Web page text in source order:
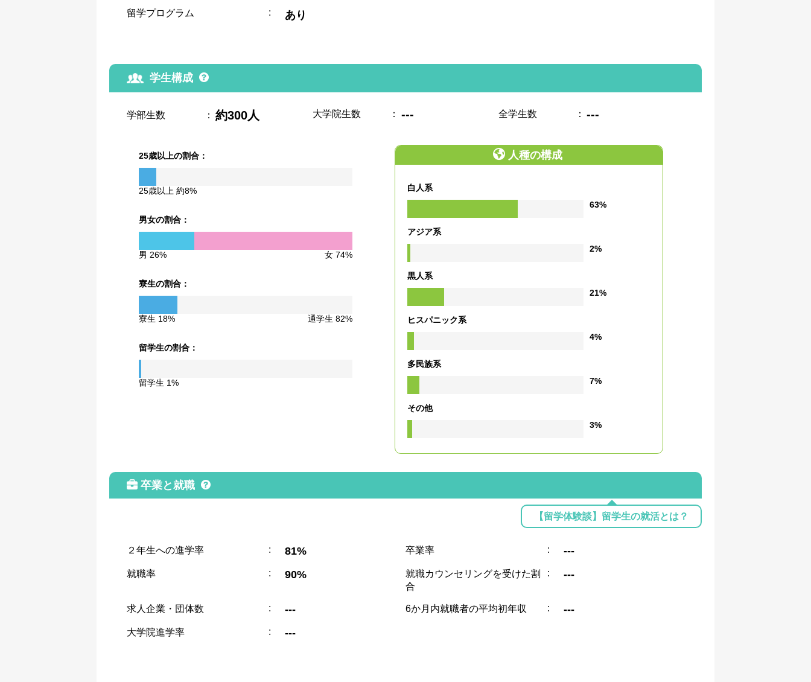
留学プログラム : あり
学生構成
学部生数 ： 約300人 大学院生数 ： --- 全学生数 ： ---
25歳以上の割合：
25歳以上 約8%
男女の割合：
男 26% 女 74%
寮生の割合：
寮生 18% 通学生 82%
留学生の割合：
留学生 1%
人種の構成
白人系
63%
アジア系
2%
黒人系
21%
ヒスパニック系
4%
多民族系
7%
その他
3%
卒業と就職
【留学体験談】留学生の就活とは？
２年生への進学率 : 81% 卒業率 : ---
就職率 : 90%
就職カウンセリングを受けた割
合
: ---
求人企業・団体数 : --- 6か月内就職者の平均初年収 : ---
大学院進学率 : ---